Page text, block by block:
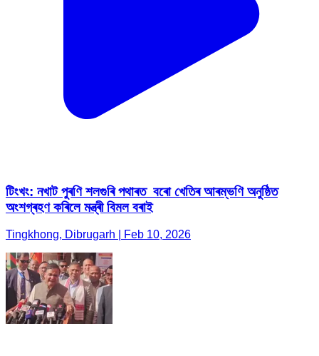
টিংখং: নখাট পুৰণি শলগুৰি পথাৰত বৰো খেতিৰ আৰম্ভণি অনুষ্ঠিত
অংশগ্ৰহণ কৰিলে মন্ত্ৰী বিমল বৰাই
Tingkhong, Dibrugarh | Feb 10, 2026